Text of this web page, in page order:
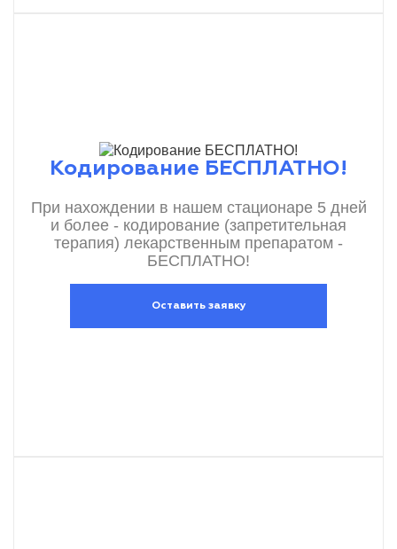
Кодирование БЕСПЛАТНО!
При нахождении в нашем стационаре 5 дней
и более - кодирование (запретительная
терапия) лекарственным препаратом -
БЕСПЛАТНО!
Оставить заявку